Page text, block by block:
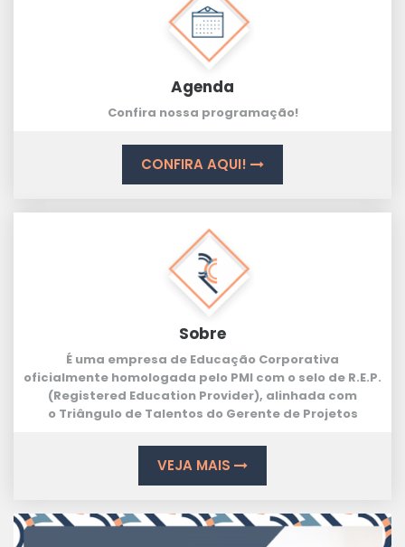
Agenda
Confira nossa programação!
CONFIRA AQUI!
Sobre
É uma empresa de Educação Corporativa
oficialmente homologada pelo PMI com o selo de R.E.P.
(Registered Education Provider), alinhada com
o Triângulo de Talentos do Gerente de Projetos
VEJA MAIS